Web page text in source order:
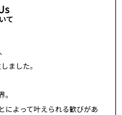
て
ました。
によって叶えられる歓びがあ